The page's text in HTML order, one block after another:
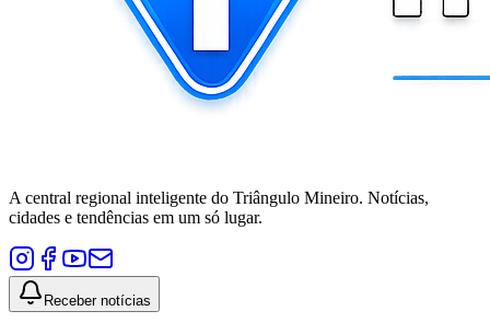
A central regional inteligente do Triângulo Mineiro. Notícias,
cidades e tendências em um só lugar.
Receber notícias